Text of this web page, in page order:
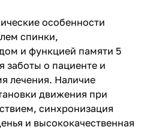
особенности
спинки,
и функцией памяти 5
заботы о пациенте и
лечения. Наличие
движения при
синхронизация
и высококачественная